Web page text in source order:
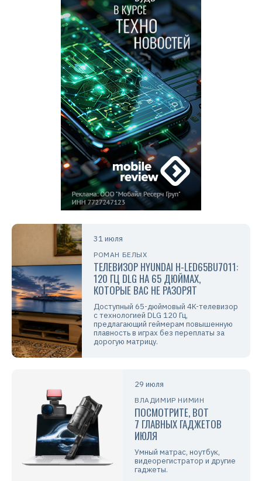
31 июля
РОМАН БЕЛЫХ
ТЕЛЕВИЗОР HYUNDAI H-LED65BU7011:
120 ГЦ DLG НА 65 ДЮЙМАХ,
КОТОРЫЕ ВАС НЕ РАЗОРЯТ
Доступный 65-дюймовый 4K-телевизор
с технологией DLG 120 Гц,
предлагающий геймерам повышенную
плавность в играх без переплаты за
дорогую матрицу.
29 июля
ВЛАДИМИР НИМИН
ПОСМОТРИТЕ, ВОТ
7 ГЛАВНЫХ ГАДЖЕТОВ
ИЮЛЯ
Умный матрас, ноутбук,
видеорегистратор и другие
гаджеты.